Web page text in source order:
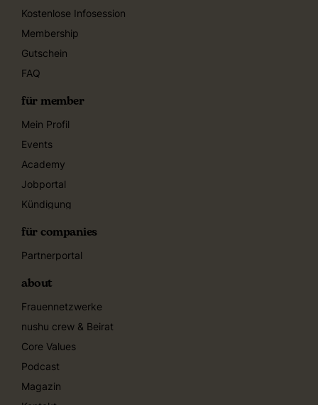
Kostenlose Infosession
Membership
Gutschein
FAQ
für member
Mein Profil
Events
Academy
Jobportal
Kündigung
für companies
Partnerportal
about
Frauennetzwerke
nushu crew & Beirat
Core Values
Podcast
Magazin